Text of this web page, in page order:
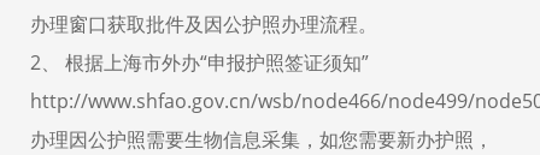
办理窗口获取批件及因公护照办理流程。
2、 根据上海市外办“申报护照签证须知”
http://www.shfao.gov.cn/wsb/node466/node499/
办理因公护照需要生物信息采集，如您需要新办护照，